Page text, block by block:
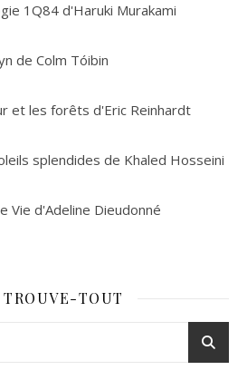
1Q84 d'Haruki Murakami
de Colm Tóibin
et les forêts d'Eric Reinhardt
splendides de Khaled Hosseini
Vie d'Adeline Dieudonné
TROUVE-TOUT